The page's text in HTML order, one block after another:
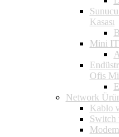
Kasası
Mini
Ofis
Network
Kablo
Switch